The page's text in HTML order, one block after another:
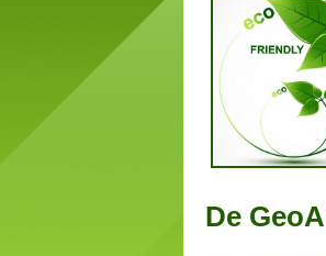
De